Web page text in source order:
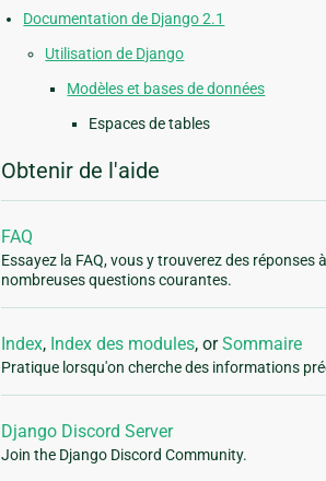
Documentation de Django 2.1
Utilisation de Django
Modèles et bases de données
Espaces de tables
Obtenir de l'aide
FAQ
Essayez la FAQ, vous y trouverez des réponses
nombreuses questions courantes.
Index, Index des modules, orSommaire
Pratique lorsqu'on cherche des informations
Django Discord Server
Join the Django Discord Community.